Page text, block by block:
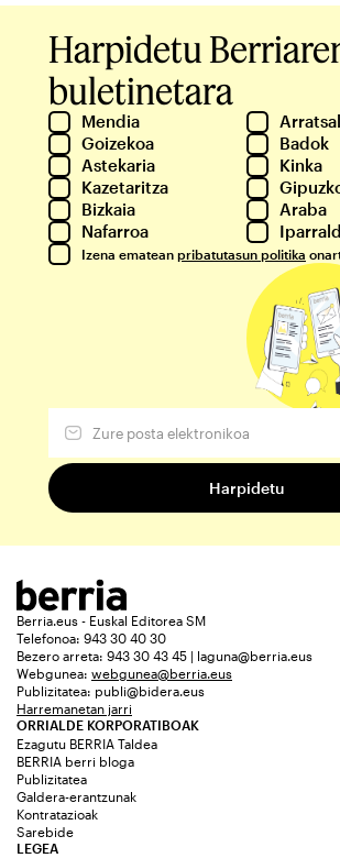
Harpidetu
buletinetara
Mendia
Goizekoa
Badok
Astekaria
Kinka
Kazetaritza
Bizkaia
Araba
Nafarroa
Izena ematean pribatutasun politika
Berria.eus - Euskal Editorea SM
Telefonoa: 943 30 40 30
Bezero arreta: 943 30 43 45 | laguna@berria.eus
Webgunea: webgunea@berria.eus
Publizitatea: publi@bidera.eus
Harremanetan jarri
ORRIALDE KORPORATIBOAK
Ezagutu BERRIA Taldea
BERRIA berri bloga
Publizitatea
Galdera-erantzunak
Kontratazioak
Sarebide
LEGEA